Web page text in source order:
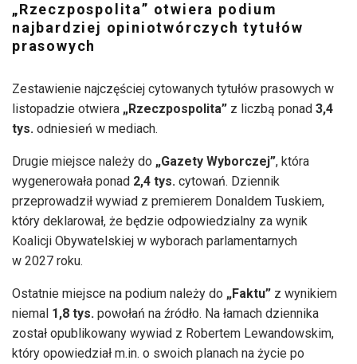
„Rzeczpospolita” otwiera podium
najbardziej opiniotwórczych tytułów
prasowych
Zestawienie najczęściej cytowanych tytułów prasowych w
listopadzie otwiera „Rzeczpospolita” z liczbą ponad 3,4
tys. odniesień w mediach.
Drugie miejsce należy do „Gazety Wyborczej”, która
wygenerowała ponad 2,4 tys. cytowań. Dziennik
przeprowadził wywiad z premierem Donaldem Tuskiem,
który deklarował, że będzie odpowiedzialny za wynik
Koalicji Obywatelskiej w wyborach parlamentarnych
w 2027 roku.
Ostatnie miejsce na podium należy do „Faktu” z wynikiem
niemal 1,8 tys. powołań na źródło. Na łamach dziennika
został opublikowany wywiad z Robertem Lewandowskim,
który opowiedział m.in. o swoich planach na życie po